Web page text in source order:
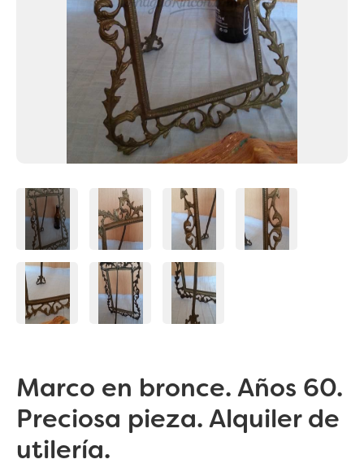
Marco en bronce. Años 60.
Preciosa pieza. Alquiler de
utilería.